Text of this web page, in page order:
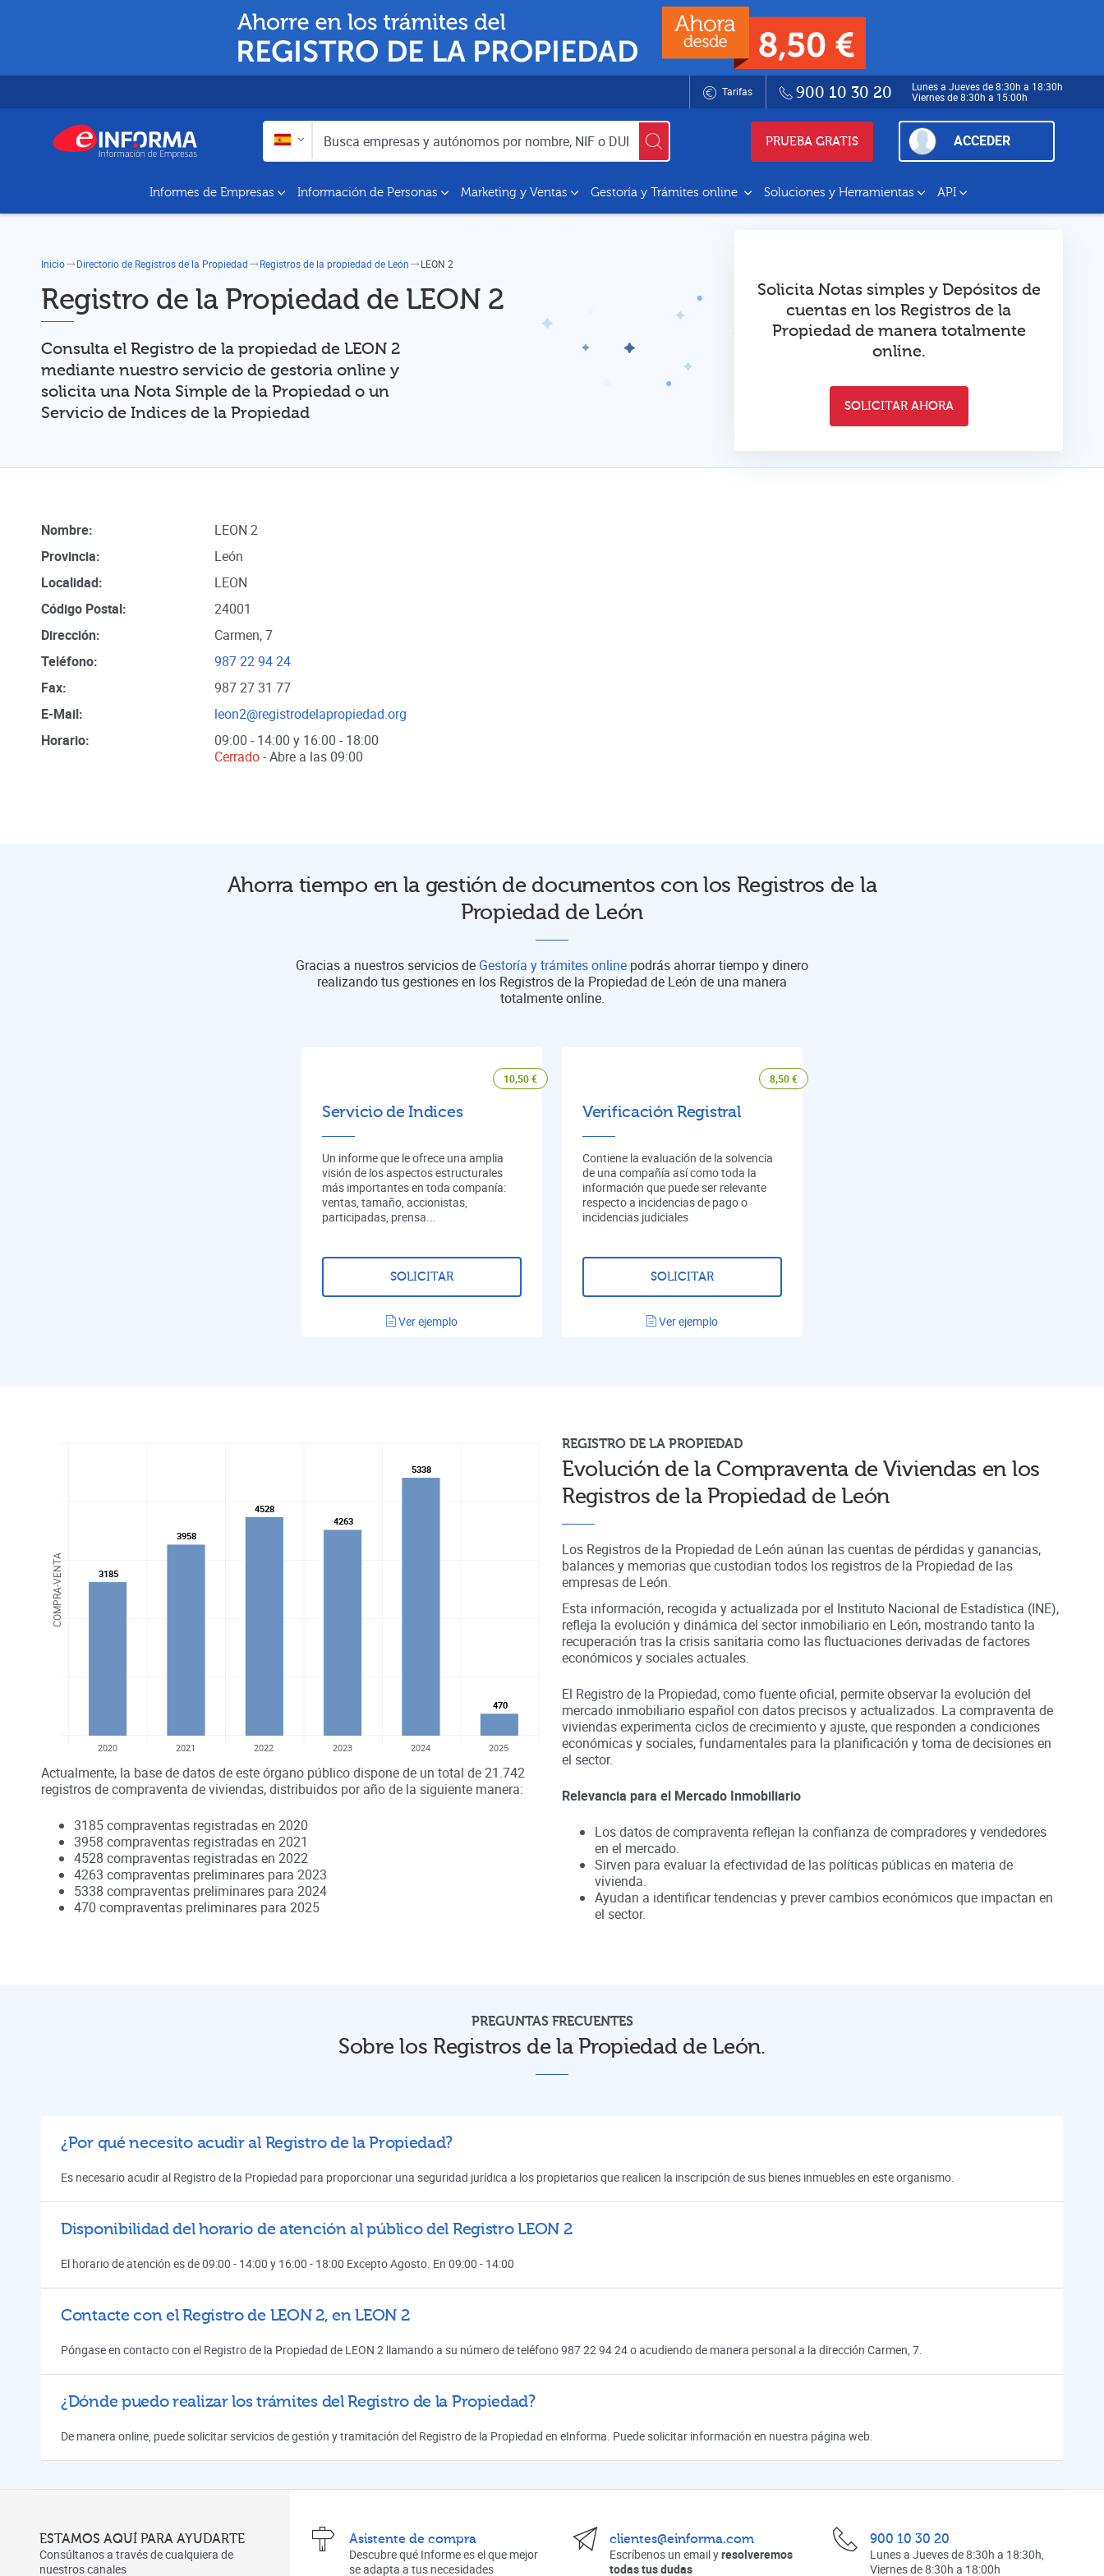
Tarifas 900 10 30 20
Lunes a Jueves de 8:30h a 18:30h
Viernes de 8:30h a 15:00h
PRUEBA GRATIS ACCEDER
Informes de Empresas Información de Personas Marketing y Ventas Gestoría y Trámites online Soluciones y Herramientas API
Inicio Directorio de Registros de la Propiedad Registros de la propiedad de León LEON 2
Registro de la Propiedad de LEON 2
Consulta el Registro de la propiedad de LEON 2
mediante nuestro servicio de gestoria online y
solicita una Nota Simple de la Propiedad o un
Servicio de Indices de la Propiedad
Solicita Notas simples y Depósitos de
cuentas en los Registros de la
Propiedad de manera totalmente
online.
SOLICITAR AHORA
Nombre:
LEON 2
Provincia:
León
Localidad:
LEON
Código Postal:
24001
Dirección:
Carmen, 7
Teléfono:
987 22 94 24
Fax:
987 27 31 77
E-Mail:
leon2@registrodelapropiedad.org
Horario:
09:00 - 14:00 y 16:00 - 18:00
Cerrado- Abre a las 09:00
Ahorra tiempo en la gestión de documentos con los Registros de la
Propiedad de León
Gracias a nuestros servicios de Gestoría y trámites online podrás ahorrar tiempo y dinero
realizando tus gestiones en los Registros de la Propiedad de León de una manera
totalmente online.
10,50€
Servicio de Indices
Un informe que le ofrece una amplia
visión de los aspectos estructurales
más importantes en toda companía:
ventas, tamaño, accionistas,
participadas, prensa...
SOLICITAR
Ver ejemplo
8,50€
Verificación Registral
Contiene la evaluación de la solvencia
de una compañía así como toda la
información que puede ser relevante
respecto a incidencias de pago o
incidencias judiciales
SOLICITAR
Ver ejemplo
REGISTRO DE LA PROPIEDAD
Evolución de la Compraventa de Viviendas en los
Registros de la Propiedad de León
Los Registros de la Propiedad de León aúnan las cuentas de pérdidas y ganancias,
balances y memorias que custodian todos los registrosde la Propiedad de las
empresas de León.
Esta información, recogida y actualizada por el Instituto Nacional de Estadística (INE),
refleja la evolución y dinámica del sector inmobiliario en León, mostrando tanto la
recuperación tras la crisis sanitaria como las fluctuaciones derivadas de factores
económicos y sociales actuales.
El Registro de la Propiedad, como fuente oficial, permite observar la evolución del
mercado inmobiliario español con datos precisos y actualizados. La compraventa de
viviendas experimenta ciclos de crecimiento y ajuste, que responden a condiciones
económicas y sociales, fundamentales para la planificación y toma de decisiones en
el sector.
Relevancia para el Mercado Inmobiliario
Los datos de compraventa reflejan la confianza de compradores y vendedores
en el mercado.
Sirven para evaluar la efectividad de las políticas públicas en materia de
vivienda.
Ayudan a identificar tendencias y prever cambios económicos que impactan en
el sector.
COMPRA-VENTA 3185
3185
3958
3958
4528
4528
4263
4263
5338
5338
470
470
2020 2021 2022 2023 2024 2025
Actualmente, la base de datos de este órgano público dispone de un total de21.742
registros de compraventa de viviendas, distribuidos por año de la siguiente manera:
3185compraventas registradas en 2020
3958 compraventas registradas en 2021
4528 compraventas registradas en 2022
4263 compraventas preliminares para 2023
5338 compraventas preliminares para 2024
470 compraventas preliminares para 2025
PREGUNTAS FRECUENTES
Sobre los Registros de la Propiedad de León.
¿Por qué necesito acudir al Registro de la Propiedad?
Es necesario acudir al Registro de la Propiedad para proporcionar una seguridad jurídica a los propietarios que realicen la inscripción de sus bienes inmuebles en este organismo.
Disponibilidad del horario de atención al público del Registro LEON 2
El horario de atención es de 09:00 - 14:00 y 16:00 - 18:00 Excepto Agosto. En 09:00 - 14:00
Contacte con el Registro de LEON 2, en LEON 2
Póngase en contacto con el Registro de la Propiedad de LEON 2 llamando a su número de teléfono 987 22 94 24 o acudiendo de manera personal a la dirección Carmen, 7.
¿Dónde puedo realizar los trámites del Registro de la Propiedad?
De manera online, puede solicitar servicios de gestión y tramitación del Registro de la Propiedad en eInforma. Puede solicitar información en nuestra página web.
ESTAMOS AQUÍ PARA AYUDARTE
Consúltanos a través de cualquiera de
nuestros canales
Asistente de compra
Descubre qué Informe es el que mejor
seadapta a tus necesidades
clientes@einforma.com
Escríbenos un email yresolveremos
todas tus dudas
900 10 30 20
Lunes a Jueves de 8:30h a 18:30h,
Viernes de 8:30h a 18:00h